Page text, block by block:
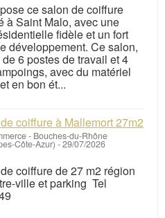
ce salon de coiffure
à Saint Malo, avec une
fidèle et un fort
développement. Ce salon,
6 postes de travail et 4
avec du matériel
en bon ét...
coiffure à Mallemort 27m2
- Bouches-du-Rhône
Côte-Azur) -29/07/2026
coiffure de 27 m2 région
ville et parking Tel